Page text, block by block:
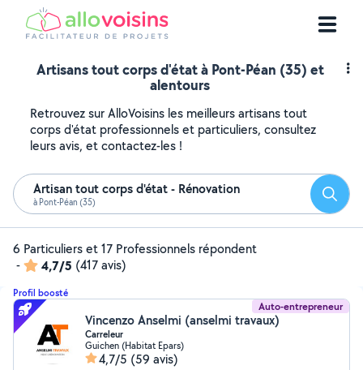
Artisans tout corps d'état à Pont-Péan (35) et
alentours
Retrouvez sur AlloVoisins les meilleurs artisans tout
corps d'état professionnels et particuliers, consultez
leurs avis, et contactez-les !
Artisan tout corps d'état - Rénovation
à Pont-Péan (35)
6 Particuliers et 17 Professionnels répondent
-
4,7/5 (417 avis)
Profil boosté
Auto-entrepreneur
Vincenzo Anselmi (anselmi travaux)
Carreleur
Guichen (Habitat Epars)
4,7/5 (59 avis)